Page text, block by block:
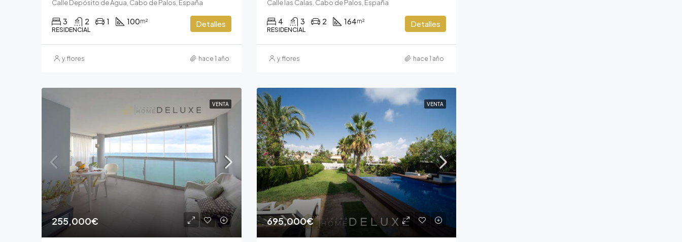
Calle Depósito de Agua, Cabo de Palos, España
3 2 1 100m²
RESIDENCIAL
Detalles
y.flores hace 1 año
Calle las Calas, Cabo de Palos, España
4 3 2 164m²
RESIDENCIAL
Detalles
y.flores hace 1 año
VENTA
255,000€
VENTA
695,000€